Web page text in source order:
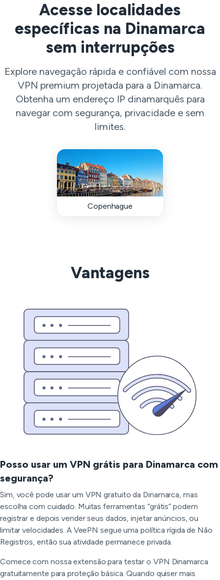
Acesse localidades
específicas na Dinamarca
sem interrupções
Explore navegação rápida e confiável com nossa
VPN premium projetada para a Dinamarca.
Obtenha um endereço IP dinamarquês para
navegar com segurança, privacidade e sem
limites.
Copenhague
Vantagens
Posso usar um VPN grátis para Dinamarca com
segurança?
Sim, você pode usar um VPN gratuito da Dinamarca, mas
escolha com cuidado. Muitas ferramentas “grátis” podem
registrar e depois vender seus dados, injetar anúncios, ou
limitar velocidades. A VeePN segue uma política rígida de Não
Registros, então sua atividade permanece privada.
Comece com nossa extensão para testar o VPN Dinamarca
gratuitamente para proteção básica. Quando quiser mais